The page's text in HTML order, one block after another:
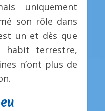
uniquement
son rôle dans
un et dès que
habit terrestre,
n’ont plus de